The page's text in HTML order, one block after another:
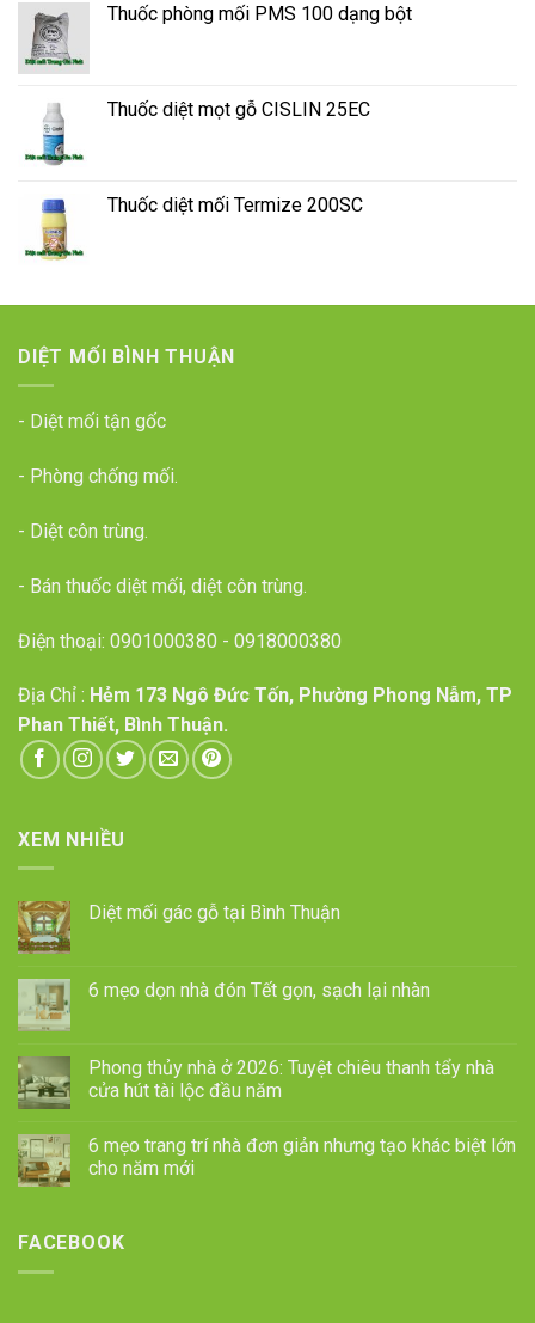
Thuốc phòng mối PMS 100 dạng bột
Thuốc diệt mọt gỗ CISLIN 25EC
Thuốc diệt mối Termize 200SC
DIỆT MỐI BÌNH THUẬN
- Diệt mối tận gốc
- Phòng chống mối.
- Diệt côn trùng.
- Bán thuốc diệt mối, diệt côn trùng.
Điện thoại: 0901000380 - 0918000380
Địa Chỉ : Hẻm 173 Ngô Đức Tốn, Phường Phong Nẫm, TP
Phan Thiết, Bình Thuận.
XEM NHIỀU
Diệt mối gác gỗ tại Bình Thuận
6 mẹo dọn nhà đón Tết gọn, sạch lại nhàn
Phong thủy nhà ở 2026: Tuyệt chiêu thanh tẩy nhà
cửa hút tài lộc đầu năm
6 mẹo trang trí nhà đơn giản nhưng tạo khác biệt lớn
cho năm mới
FACEBOOK